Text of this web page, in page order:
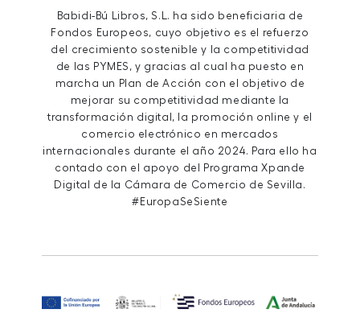
Babidi-Bú Libros, S.L. ha sido beneficiaria de
Fondos Europeos, cuyo objetivo es el refuerzo
del crecimiento sostenible y la competitividad
de las PYMES, y gracias al cual ha puesto en
marcha un Plan de Acción con el objetivo de
mejorar su competitividad mediante la
transformación digital, la promoción online y el
comercio electrónico en mercados
internacionales durante el año 2024. Para ello ha
contado con el apoyo del Programa Xpande
Digital de la Cámara de Comercio de Sevilla.
#EuropaSeSiente